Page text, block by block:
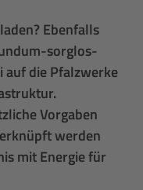
Ebenfalls
sorglos-
auf die Pfalzwerke
Vorgaben
werden
mit Energie für